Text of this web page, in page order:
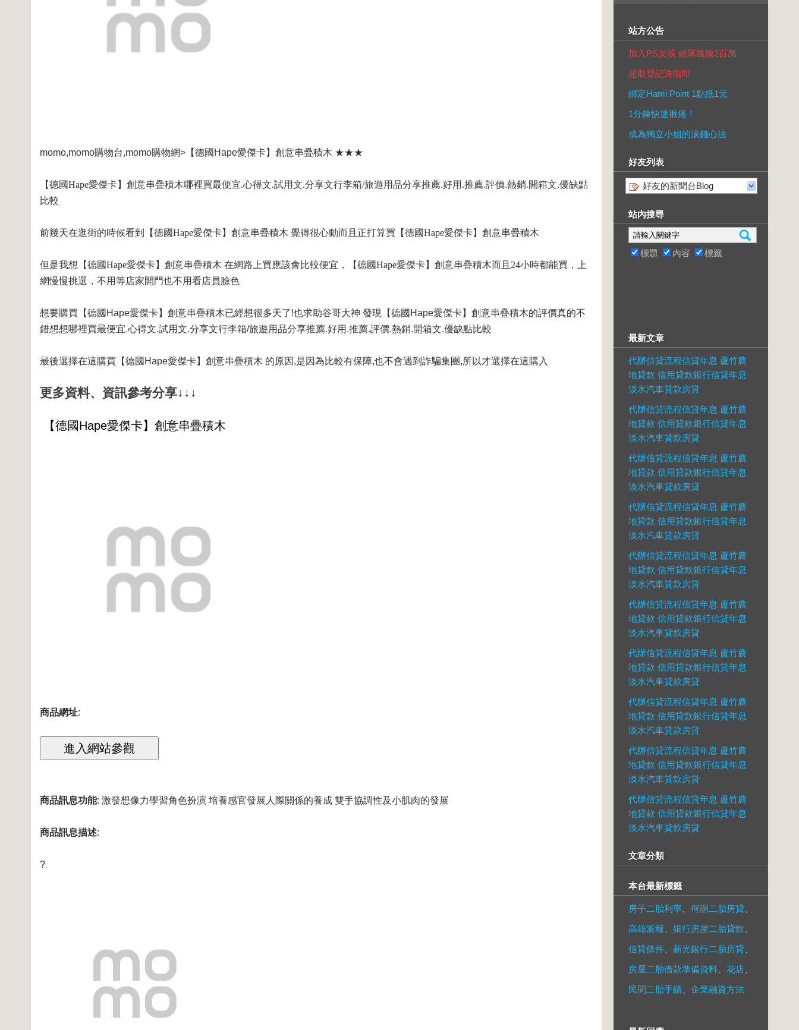
momo,momo購物台,momo購物網>【德國Hape愛傑卡】創意串疊積木 ★★★
【德國Hape愛傑卡】創意串疊積木哪裡買最便宜.心得文.試用文.分享文行李箱/旅遊用品分享推薦.好用.推薦.評價.熱銷.開箱文.優缺點
比較
前幾天在逛街的時候看到【德國Hape愛傑卡】創意串疊積木 覺得很心動而且正打算買【德國Hape愛傑卡】創意串疊積木
但是我想【德國Hape愛傑卡】創意串疊積木 在網路上買應該會比較便宜，【德國Hape愛傑卡】創意串疊積木而且24小時都能買，上
網慢慢挑選，不用等店家開門也不用看店員臉色
想要購買【德國Hape愛傑卡】創意串疊積木已經想很多天了!也求助谷哥大神 發現【德國Hape愛傑卡】創意串疊積木的評價真的不
錯想想哪裡買最便宜.心得文.試用文.分享文行李箱/旅遊用品分享推薦.好用.推薦.評價.熱銷.開箱文.優缺點比較
最後選擇在這購買【德國Hape愛傑卡】創意串疊積木 的原因,是因為比較有保障,也不會遇到詐騙集團,所以才選擇在這購入
更多資料、資訊參考分享↓↓↓
商品網址:
商品訊息功能: 激發想像力學習角色扮演 培養感官發展人際關係的養成 雙手協調性及小肌肉的發展
商品訊息描述:
?
站方公告
加入PS女孩 組隊瘋搶2百萬
超取登記送咖啡
綁定Hami Point 1點抵1元
1分鐘快速揪痛！
成為獨立小姐的滾錢心法
好友列表
好友的新聞台Blog
站內搜尋
標題 內容 標籤
最新文章
代辦信貸流程信貸年息 蘆竹農
地貸款 信用貸款銀行信貸年息
淡水汽車貸款房貸
代辦信貸流程信貸年息 蘆竹農
地貸款 信用貸款銀行信貸年息
淡水汽車貸款房貸
代辦信貸流程信貸年息 蘆竹農
地貸款 信用貸款銀行信貸年息
淡水汽車貸款房貸
代辦信貸流程信貸年息 蘆竹農
地貸款 信用貸款銀行信貸年息
淡水汽車貸款房貸
代辦信貸流程信貸年息 蘆竹農
地貸款 信用貸款銀行信貸年息
淡水汽車貸款房貸
代辦信貸流程信貸年息 蘆竹農
地貸款 信用貸款銀行信貸年息
淡水汽車貸款房貸
代辦信貸流程信貸年息 蘆竹農
地貸款 信用貸款銀行信貸年息
淡水汽車貸款房貸
代辦信貸流程信貸年息 蘆竹農
地貸款 信用貸款銀行信貸年息
淡水汽車貸款房貸
代辦信貸流程信貸年息 蘆竹農
地貸款 信用貸款銀行信貸年息
淡水汽車貸款房貸
代辦信貸流程信貸年息 蘆竹農
地貸款 信用貸款銀行信貸年息
淡水汽車貸款房貸
文章分類
本台最新標籤
房子二胎利率 何謂二胎房貸
高雄派報
銀行房屋二胎貸款
信貸條件
新光銀行二胎房貸
房屋二胎借款準備資料
花店
民間二胎手續
企業融資方法